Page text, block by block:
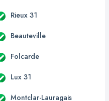
Rieux 31
Beauteville
Folcarde
Lux 31
Montclar-Lauragais